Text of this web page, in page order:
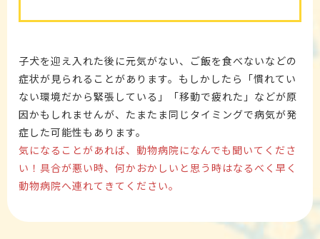
子犬を迎え入れた後に元気がない、ご飯を食べないなどの
症状が見られることがあります。もしかしたら「慣れてい
ない環境だから緊張している」「移動で疲れた」などが原
因かもしれませんが、たまたま同じタイミングで病気が発
症した可能性もあります。
気になることがあれば、動物病院になんでも聞いてくださ
い！具合が悪い時、何かおかしいと思う時はなるべく早く
動物病院へ連れてきてください。